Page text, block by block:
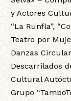
y Actores
“La Runfla”,
Teatro por
Danzas
Descarrilados
Cultural
Grupo